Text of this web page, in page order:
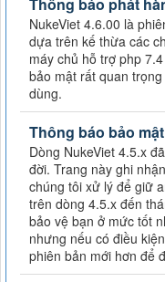
NukeViet 4.6.00 là
dựa trên kế thừa các
máy chủ hỗ trợ php
bảo mật rất quan
dùng.
Thông báo bảo
Dòng NukeViet 4.5.x
đời. Trang này ghi
chúng tôi xử lý để giữ
trên dòng 4.5.x đến
bảo vệ bạn ở mức tốt
nhưng nếu có điều
phiên bản mới hơn để